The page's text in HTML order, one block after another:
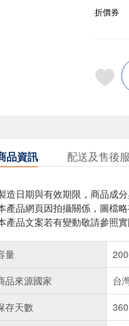
折價券
品資訊 配送及售後
造日期與有效期限，商品成
產品網頁因拍攝關係，圖檔
產品文案若有變動敬請參照
量
品來源國家
台
存天數